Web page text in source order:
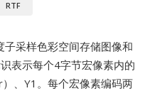
RTF
子采样色彩空间存储图像和
表示每个4字节宏像素内的
、Y1。每个宏像素编码两